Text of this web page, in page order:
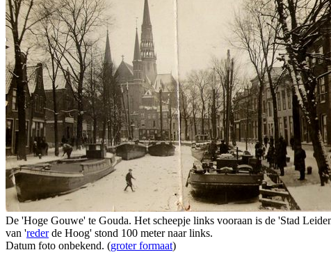
De 'Hoge Gouwe' te Gouda. Het scheepje links vooraan is de 'Stad
van 'rederde Hoog' stond 100 meter naar links.
Datum foto onbekend. (groter formaat)